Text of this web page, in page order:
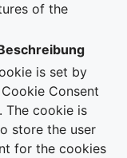
of the
is set by
Cookie Consent
The cookie is
store the user
for the cookies